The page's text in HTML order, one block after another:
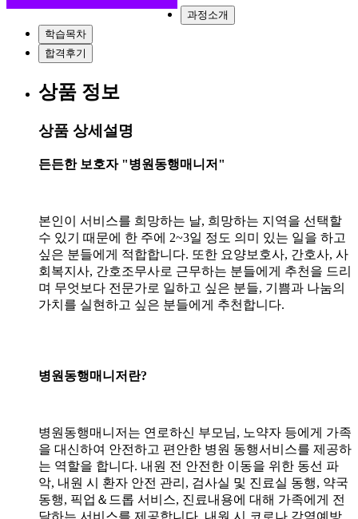
과정소개
학습목차
합격후기
상품 정보
상품 상세설명
든든한 보호자 "병원동행매니저"
본인이 서비스를 희망하는 날, 희망하는 지역을 선택할
수 있기 때문에 한 주에 2~3일 정도 의미 있는 일을 하고
싶은 분들에게 적합합니다. 또한 요양보호사, 간호사, 사
회복지사, 간호조무사로 근무하는 분들에게 추천을 드리
며 무엇보다 전문가로 일하고 싶은 분들, 기쁨과 나눔의
가치를 실현하고 싶은 분들에게 추천합니다.
병원동행매니저란?
병원동행매니저는 연로하신 부모님, 노약자 등에게 가족
을 대신하여 안전하고 편안한 병원 동행서비스를 제공하
는 역할을 합니다. 내원 전 안전한 이동을 위한 동선 파
악, 내원 시 환자 안전 관리, 검사실 및 진료실 동행, 약국
동행, 픽업＆드롭 서비스, 진료내용에 대해 가족에게 전
달하는 서비스를 제공합니다. 내원 시 코로나 감염예방